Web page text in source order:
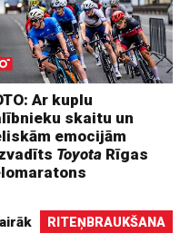
Ar kuplu
skaitu un
emocijām
Toyota Rīgas
RITEŅBRAUKŠANA